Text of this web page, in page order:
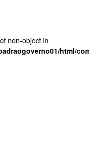
non-object in
html/